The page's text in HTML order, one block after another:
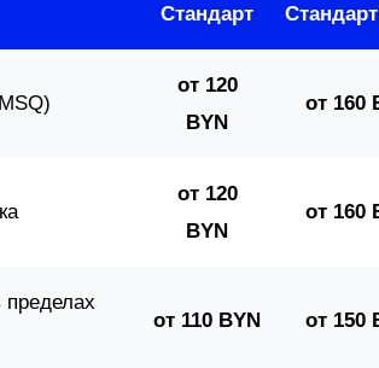
Стандарт
от 120
BYN
от 160
от 120
BYN
от 160
от 110 BYN от 150